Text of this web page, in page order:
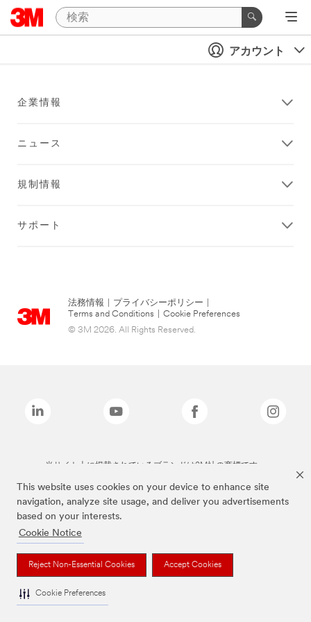
This website uses cookies on your device to enhance site
navigation, analyze site usage, and deliver you advertisements
based on your interests.
Cookie Notice
Reject Non-Essential Cookies Accept Cookies
Cookie Preferences
アカウント
企業情報
ニュース
規制情報
サポート
法務情報 プライバシーポリシー
Terms and Conditions
Cookie Preferences
© 3M 2026. All Rights Reserved.
当サイト上に掲載されているブランドは3M社の商標です。